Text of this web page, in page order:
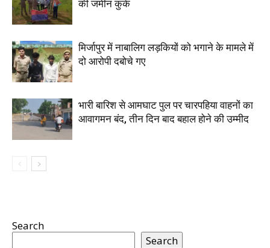
की जमीन कुर्क
मिर्जापुर में नाबालिग लड़कियों को भगाने के मामले में
दो आरोपी दबोचे गए
भारी बारिश से आमघाट पुल पर चारपहिया वाहनों का
आवागमन बंद, तीन दिन बाद बहाल होने की उम्मीद
Search
Search